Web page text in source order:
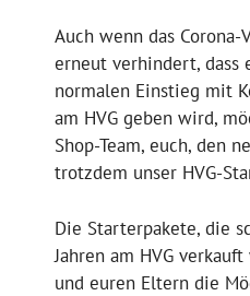
Auch wenn das
erneut verhindert, dass
normalen Einstieg mit
am HVG geben wird,
Shop-Team, euch, den
trotzdem unser HVG-
Die Starterpakete, die
Jahren am HVG
und euren Eltern die